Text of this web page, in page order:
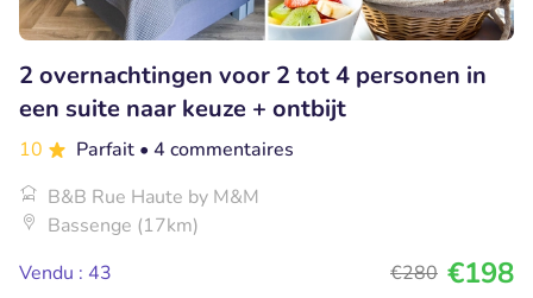
2 overnachtingen voor 2 tot 4 personen in
een suite naar keuze + ontbijt
10 Parfait • 4 commentaires
B&B Rue Haute by M&M
Bassenge (17km)
Vendu : 43
€280 €198